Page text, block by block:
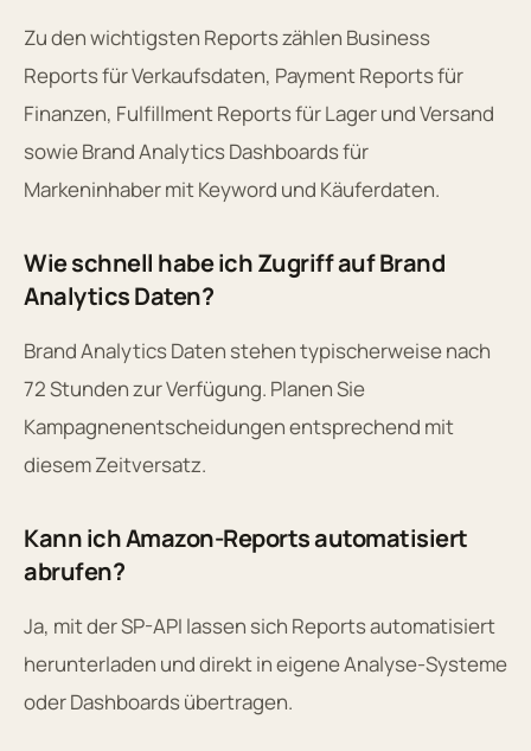
Zu den wichtigsten Reports zählen Business
Reports für Verkaufsdaten, Payment Reports für
Finanzen, Fulfillment Reports für Lager und Versand
sowie Brand Analytics Dashboards für
Markeninhaber mit Keyword und Käuferdaten.
Wie schnell habe ich Zugriff auf Brand
Analytics Daten?
Brand Analytics Daten stehen typischerweise nach
72 Stunden zur Verfügung. Planen Sie
Kampagnenentscheidungen entsprechend mit
diesem Zeitversatz.
Kann ich Amazon-Reports automatisiert
abrufen?
Ja, mit der SP-API lassen sich Reports automatisiert
herunterladen und direkt in eigene Analyse-Systeme
oder Dashboards übertragen.